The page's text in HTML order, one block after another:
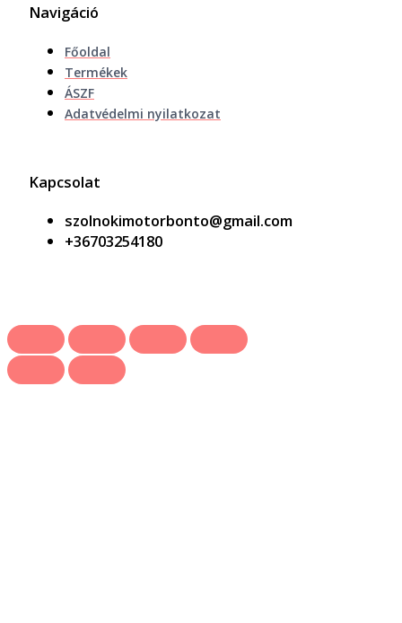
Navigáció
Főoldal
Termékek
ÁSZF
Adatvédelmi nyilatkozat
Kapcsolat
szolnokimotorbonto@gmail.com
+36703254180